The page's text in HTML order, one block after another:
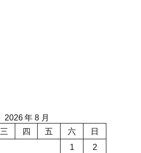
2026 年 8 月
三 四 五 六
日
1
2